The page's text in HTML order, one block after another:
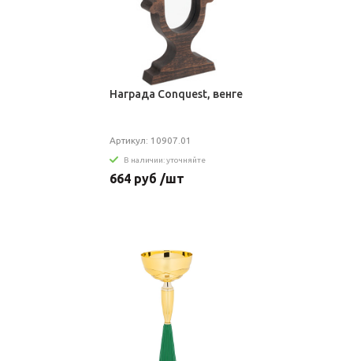
Награда Conquest, венге
Артикул: 10907.01
В наличии: уточняйте
664 руб /шт